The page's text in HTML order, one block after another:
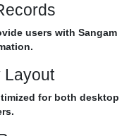
users with Sangam
Layout
for both desktop